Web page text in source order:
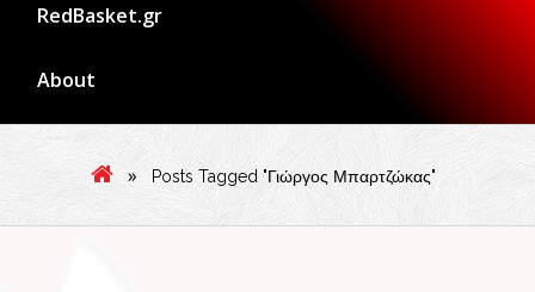
RedBasket.gr
About
» Posts Tagged "Γιώργος Μπαρτζώκας"